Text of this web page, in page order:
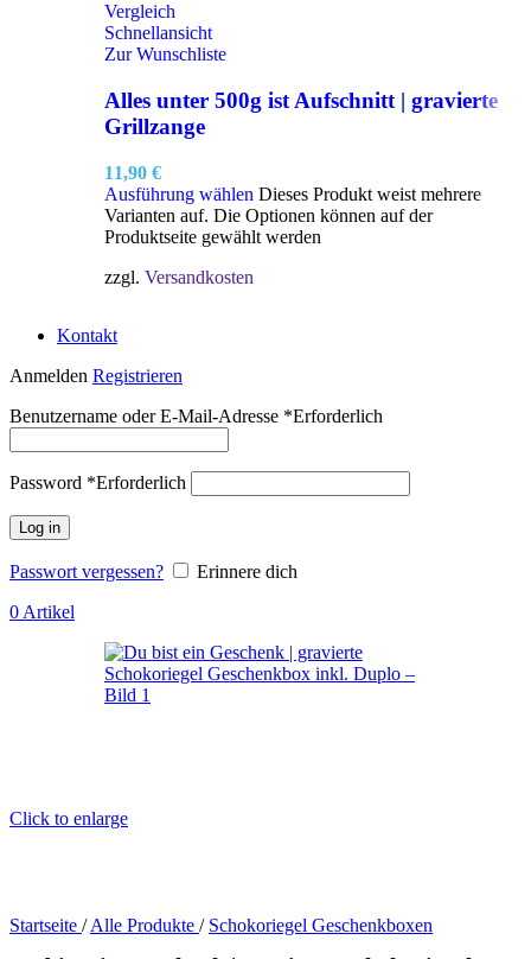
Vergleich
Schnellansicht
Zur Wunschliste
Alles unter 500g ist Aufschnitt | gravierte
Grillzange
11,90 €
Ausführung wählen Dieses Produkt weist mehrere
Varianten auf. Die Optionen können auf der
Produktseite gewählt werden
zzgl. Versandkosten
Kontakt
Anmelden Registrieren
Benutzername oder E-Mail-Adresse *Erforderlich
Password *Erforderlich
Log in
Passwort vergessen?
Erinnere dich
0 Artikel
Click to enlarge
Startseite / Alle Produkte / Schokoriegel Geschenkboxen